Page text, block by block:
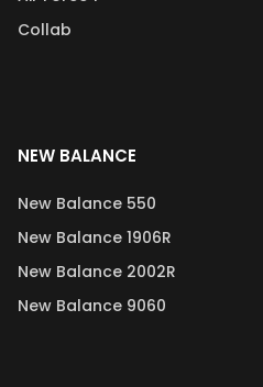
Collab
NEW BALANCE
New Balance 550
New Balance 1906R
New Balance 2002R
New Balance 9060